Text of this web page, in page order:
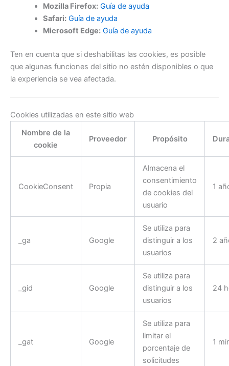
Mozilla Firefox: Guía de ayuda
Safari: Guía de ayuda
Microsoft Edge: Guía de ayuda
Ten en cuenta que si deshabilitas las cookies, es posible
que algunas funciones del sitio no estén disponibles o que
la experiencia se vea afectada.
Cookies utilizadas en este sitio web
Nombre de la
cookie
Proveedor Propósito
CookieConsent Propia
Almacena el
consentimiento
de cookies del
usuario
1
_ga Google
Se utiliza para
distinguir a los
usuarios
2
_gid Google
Se utiliza para
distinguir a los
usuarios
24
_gat Google
Se utiliza para
limitar el
porcentaje de
solicitudes
1